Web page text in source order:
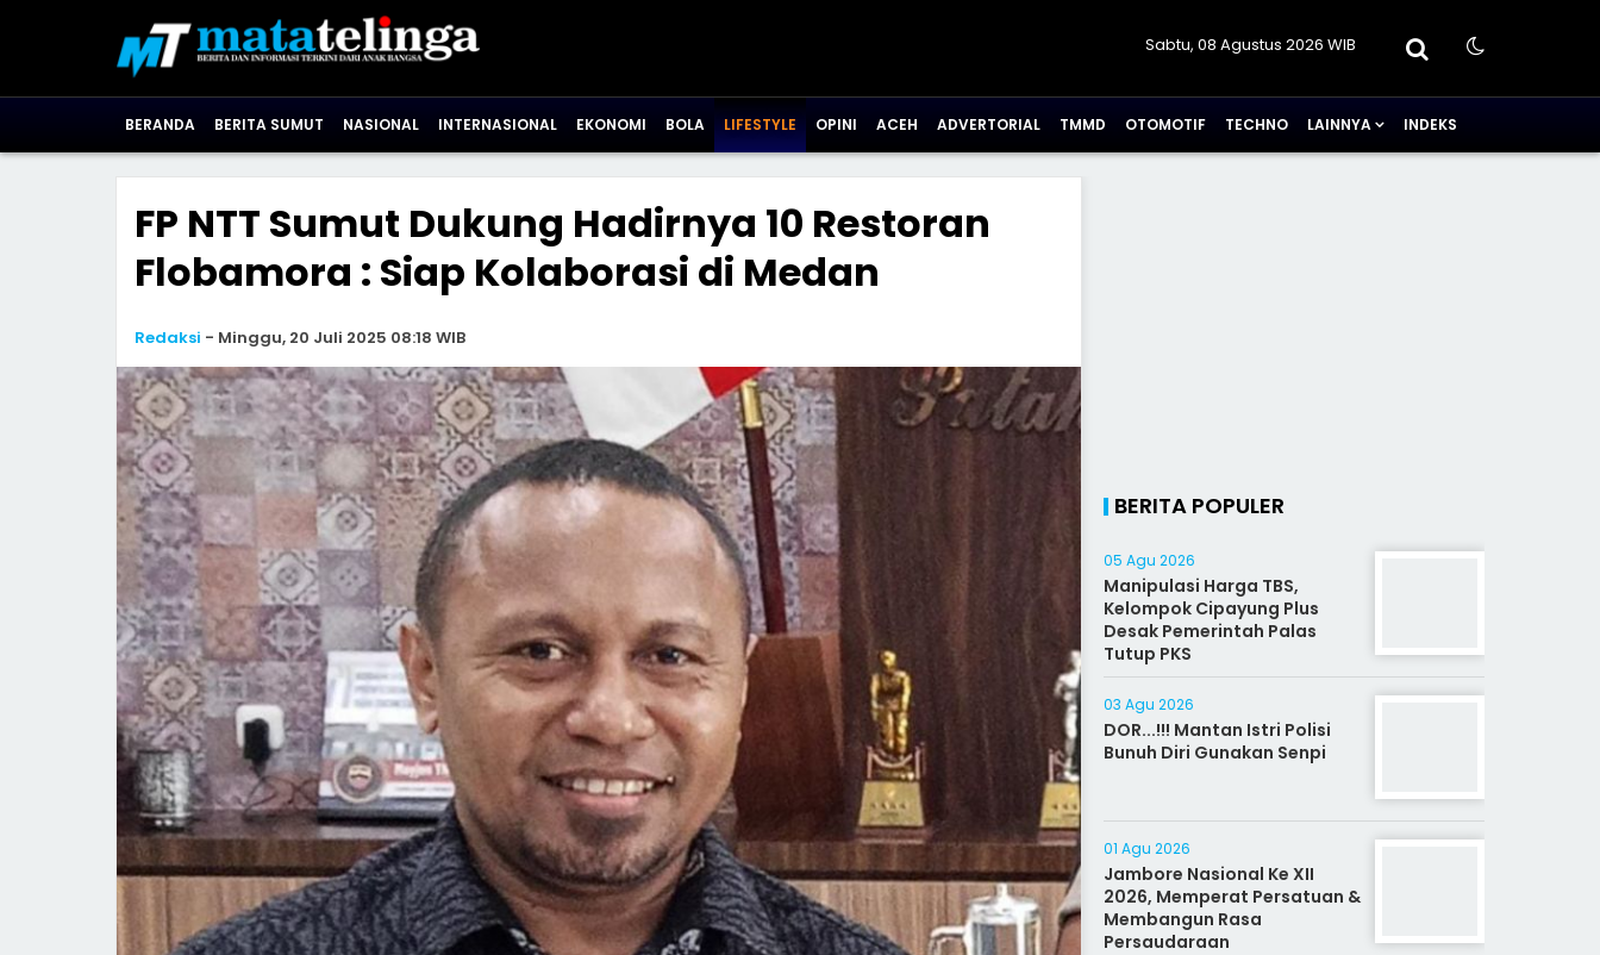
Sabtu, 08 Agustus 2026 WIB
BERANDA BERITA SUMUT NASIONAL INTERNASIONAL EKONOMI BOLA LIFESTYLE OPINI ACEH ADVERTORIAL TMMD OTOMOTIF TECHNO LAINNYA INDEKS
FP NTT Sumut Dukung Hadirnya 10 Restoran
Flobamora : Siap Kolaborasi di Medan
Redaksi - Minggu, 20 Juli 2025 08:18 WIB
BERITA POPULER
05 Agu 2026
Manipulasi Harga TBS,
Kelompok Cipayung Plus
Desak Pemerintah Palas
Tutup PKS
03 Agu 2026
DOR...!!! Mantan Istri Polisi
Bunuh Diri Gunakan Senpi
01 Agu 2026
Jambore Nasional Ke XII
2026, Memperat Persatuan &
Membangun Rasa
Persaudaraan